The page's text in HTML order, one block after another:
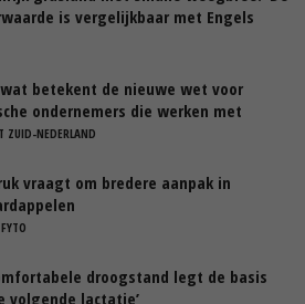
is vergelijkbaar met Engels
wat betekent de nieuwe wet voor
ondernemers die werken met
ZUID-NEDERLAND
vraagt om bredere aanpak in
droogstand legt de basis
volgende lactatie’